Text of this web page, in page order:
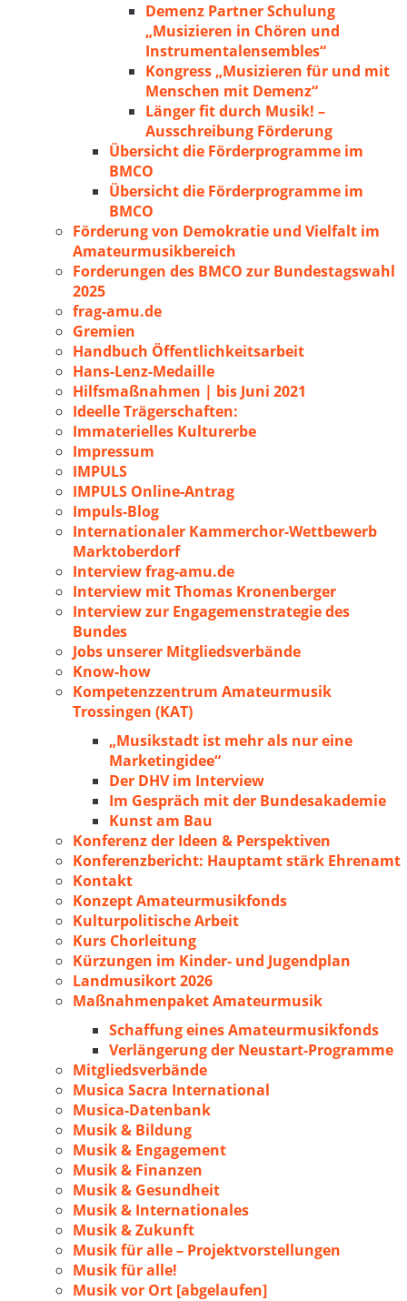
Demenz Partner Schulung
„Musizieren in Chören und
Instrumentalensembles“
Kongress „Musizieren für und mit
Menschen mit Demenz“
Länger fit durch Musik! –
Ausschreibung Förderung
Übersicht die Förderprogramme im
BMCO
Übersicht die Förderprogramme im
BMCO
Förderung von Demokratie und Vielfalt im
Amateurmusikbereich
Forderungen des BMCO zur Bundestagswahl
2025
frag-amu.de
Gremien
Handbuch Öffentlichkeitsarbeit
Hans-Lenz-Medaille
Hilfsmaßnahmen | bis Juni 2021
Ideelle Trägerschaften:
Immaterielles Kulturerbe
Impressum
IMPULS
IMPULS Online-Antrag
Impuls-Blog
Internationaler Kammerchor-Wettbewerb
Marktoberdorf
Interview frag-amu.de
Interview mit Thomas Kronenberger
Interview zur Engagemenstrategie des
Bundes
Jobs unserer Mitgliedsverbände
Know-how
Kompetenzzentrum Amateurmusik
Trossingen (KAT)
„Musikstadt ist mehr als nur eine
Marketingidee“
Der DHV im Interview
Im Gespräch mit der Bundesakademie
Kunst am Bau
Konferenz der Ideen & Perspektiven
Konferenzbericht: Hauptamt stärk Ehrenamt
Kontakt
Konzept Amateurmusikfonds
Kulturpolitische Arbeit
Kurs Chorleitung
Kürzungen im Kinder- und Jugendplan
Landmusikort 2026
Maßnahmenpaket Amateurmusik
Schaffung eines Amateurmusikfonds
Verlängerung der Neustart-Programme
Mitgliedsverbände
Musica Sacra International
Musica-Datenbank
Musik & Bildung
Musik & Engagement
Musik & Finanzen
Musik & Gesundheit
Musik & Internationales
Musik & Zukunft
Musik für alle – Projektvorstellungen
Musik für alle!
Musik vor Ort [abgelaufen]